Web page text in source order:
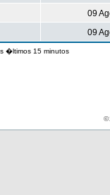
09
09
�ltimos 15 minutos
©